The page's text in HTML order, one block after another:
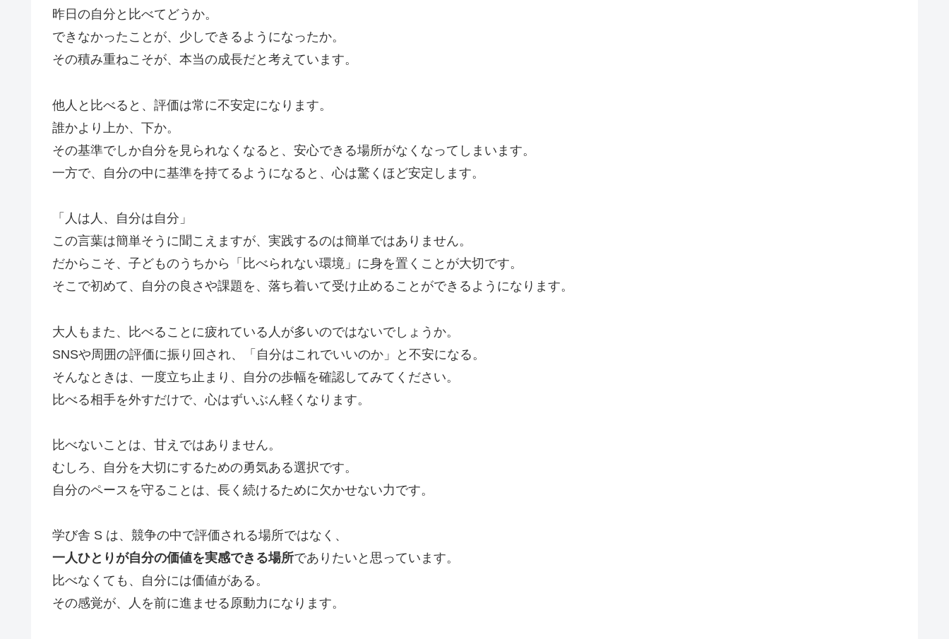
昨日の自分と比べてどうか。
できなかったことが、少しできるようになったか。
その積み重ねこそが、本当の成長だと考えています。
他人と比べると、評価は常に不安定になります。
誰かより上か、下か。
その基準でしか自分を見られなくなると、安心できる場所がなくなってしまいます。
一方で、自分の中に基準を持てるようになると、心は驚くほど安定します。
「人は人、自分は自分」
この言葉は簡単そうに聞こえますが、実践するのは簡単ではありません。
だからこそ、子どものうちから「比べられない環境」に身を置くことが大切です。
そこで初めて、自分の良さや課題を、落ち着いて受け止めることができるようになります。
大人もまた、比べることに疲れている人が多いのではないでしょうか。
SNSや周囲の評価に振り回され、「自分はこれでいいのか」と不安になる。
そんなときは、一度立ち止まり、自分の歩幅を確認してみてください。
比べる相手を外すだけで、心はずいぶん軽くなります。
比べないことは、甘えではありません。
むしろ、自分を大切にするための勇気ある選択です。
自分のペースを守ることは、長く続けるために欠かせない力です。
学び舎 S は、競争の中で評価される場所ではなく、
一人ひとりが自分の価値を実感できる場所でありたいと思っています。
比べなくても、自分には価値がある。
その感覚が、人を前に進ませる原動力になります。